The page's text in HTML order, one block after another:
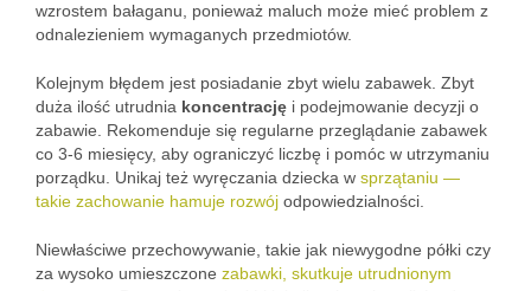
wzrostem bałaganu, ponieważ maluch może mieć problem z
odnalezieniem wymaganych przedmiotów.
Kolejnym błędem jest posiadanie zbyt wielu zabawek. Zbyt
duża ilość utrudnia koncentrację i podejmowanie decyzji o
zabawie. Rekomenduje się regularne przeglądanie zabawek
co 3-6 miesięcy, aby ograniczyć liczbę i pomóc w utrzymaniu
porządku. Unikaj też wyręczania dziecka w sprzątaniu —
takie zachowanie hamuje rozwój odpowiedzialności.
Niewłaściwe przechowywanie, takie jak niewygodne półki czy
za wysoko umieszczone zabawki, skutkuje utrudnionym